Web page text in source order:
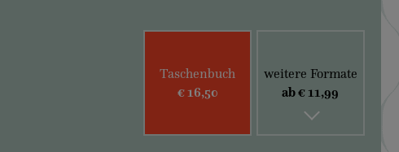
Taschenbuch
€ 16,50
weitere Formate
ab € 11,99